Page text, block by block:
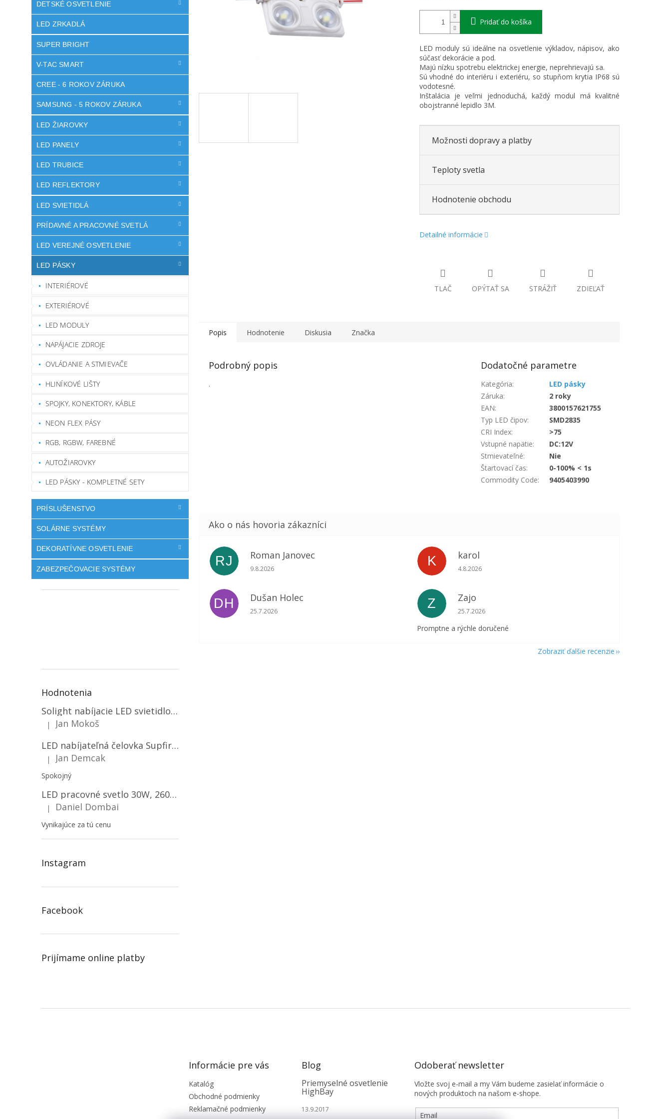
DETSKÉ OSVETLENIE
LED ZRKADLÁ
SUPER BRIGHT
V-TAC SMART
CREE - 6 ROKOV ZÁRUKA
SAMSUNG - 5 ROKOV ZÁRUKA
LED ŽIAROVKY
LED PANELY
LED TRUBICE
LED REFLEKTORY
LED SVIETIDLÁ
PRÍDAVNÉ A PRACOVNÉ SVETLÁ
LED VEREJNÉ OSVETLENIE
LED PÁSKY
INTERIÉROVÉ
EXTERIÉROVÉ
LED MODULY
NAPÁJACIE ZDROJE
OVLÁDANIE A STMIEVAČE
HLINÍKOVÉ LIŠTY
SPOJKY, KONEKTORY, KÁBLE
NEON FLEX PÁSY
RGB, RGBW, FAREBNÉ
AUTOŽIAROVKY
LED PÁSKY - KOMPLETNÉ SETY
PRÍSLUŠENSTVO
SOLÁRNE SYSTÉMY
DEKORATÍVNE OSVETLENIE
ZABEZPEČOVACIE SYSTÉMY
Hodnotenia
Solight nabíjacie LED svietidlo, 600lm, 2200mAh Li-Ion, USB nabíjanie [WN22]
Hodnotenie produktu je 5 z 5 hviezdičiek.
|
Jan Mokoš
LED nabíjateľná čelovka Supfire HL06, 3 módy + SOS + senzor, nabíjanie cez Micro-USB, 5W, 500lm, 300m
Hodnotenie produktu je 5 z 5 hviezdičiek.
| Jan Demcak
Spokojný
LED pracovné svetlo 30W, 2600LM, 12V/24V, IP67/2-PACK! [LB0087]
Hodnotenie produktu je 5 z 5 hviezdičiek.
| Daniel Dombai
Vynikajúce za tú cenu
Instagram
Facebook
Prijímame online platby
Pridať do košíka
LED moduly sú ideálne na osvetlenie výkladov, nápisov, ako
súčasť dekorácie a pod.
Majú nízku spotrebu elektrickej energie, neprehrievajú sa.
Sú vhodné do interiéru i exteriéru, so stupňom krytia IP68 sú
vodotesné.
Inštalácia je veľmi jednoduchá, každý modul má kvalitné
obojstranné lepidlo 3M.
Možnosti dopravy a platby
Teploty svetla
Hodnotenie obchodu
Detailné informácie
TLAČ OPÝTAŤ SA STRÁŽIŤ ZDIEĽAŤ
Popis Hodnotenie Diskusia Značka
Podrobný popis
.
Dodatočné parametre
Kategória:
LED pásky
Záruka:
2 roky
EAN:
3800157621755
Typ LED čipov:
SMD2835
CRI Index:
>75
Vstupné napätie:
DC:12V
Stmievateľné:
Nie
Štartovací čas:
0-100% < 1s
Commodity Code: 9405403990
RJ Roman Janovec
Hodnotenie obchodu je 5 z 5 hviezdičiek.
9.8.2026
K karol
Hodnotenie obchodu je 5 z 5 hviezdičiek.
4.8.2026
DH Dušan Holec
Hodnotenie obchodu je 5 z 5 hviezdičiek.
25.7.2026
Z Zajo
Hodnotenie obchodu je 5 z 5 hviezdičiek.
25.7.2026
Promptne a rýchle doručené
Zobraziť ďalšie recenzie
Informácie pre vás
Katalóg
Obchodné podmienky
Reklamačné podmienky
Blog
Priemyselné osvetlenie
HighBay
13.9.2017
Odoberať newsletter
Vložte svoj e-mail a my Vám budeme zasielať informácie o
nových produktoch na našom e-shope.
Email